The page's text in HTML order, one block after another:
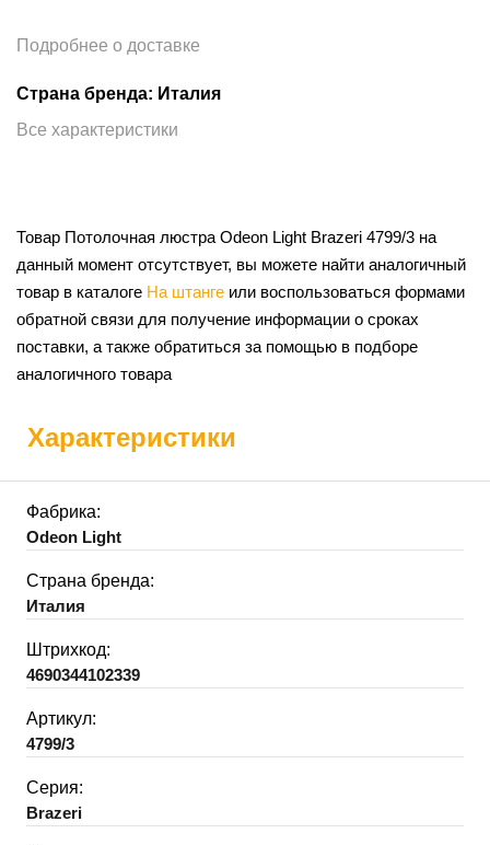
Подробнее о доставке
Страна бренда: Италия
Все характеристики
Товар Потолочная люстра Odeon Light Brazeri 4799/3 на
данный момент отсутствует, вы можете найти аналогичный
товар в каталоге На штанге или воспользоваться формами
обратной связи для получение информации о сроках
поставки, а также обратиться за помощью в подборе
аналогичного товара
Характеристики
Фабрика:
Odeon Light
Страна бренда:
Италия
Штрихкод:
4690344102339
Артикул:
4799/3
Серия:
Brazeri